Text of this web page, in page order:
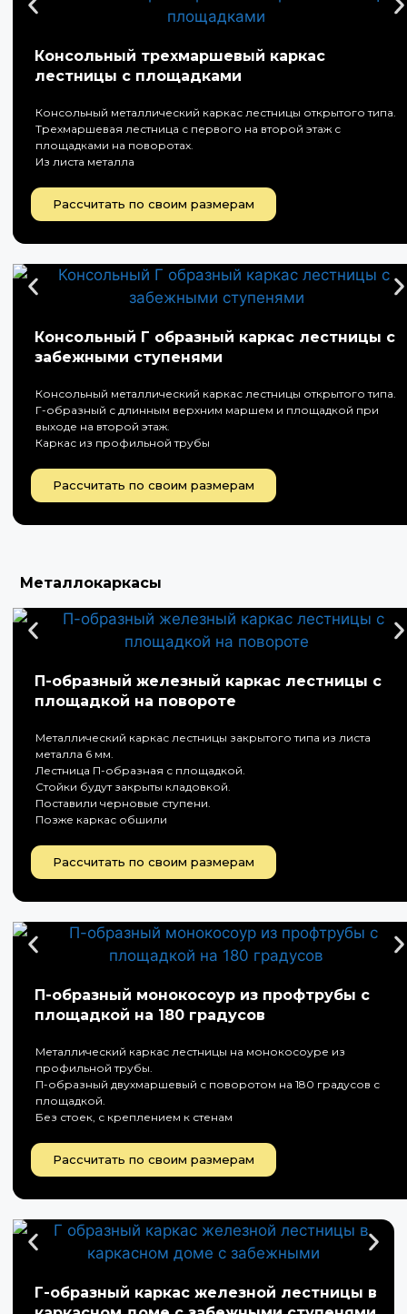
Консольный трехмаршевый каркас
лестницы с площадками
Консольный металлический каркас лестницы открытого типа.
Трехмаршевая лестница с первого на второй этаж с
площадками на поворотах.
Из листа металла
Рассчитать по своим размерам
Консольный Г образный каркас лестницы с
забежными ступенями
Консольный металлический каркас лестницы открытого типа.
Г-образный с длинным верхним маршем и площадкой при
выходе на второй этаж.
Каркас из профильной трубы
Рассчитать по своим размерам
Металлокаркасы
П-образный железный каркас лестницы с
площадкой на повороте
Металлический каркас лестницы закрытого типа из листа
металла 6 мм.
Лестница П-образная с площадкой.
Стойки будут закрыты кладовкой.
Поставили черновые ступени.
Позже каркас обшили
Рассчитать по своим размерам
П-образный монокосоур из профтрубы с
площадкой на 180 градусов
Металлический каркас лестницы на монокосоуре из
профильной трубы.
П-образный двухмаршевый с поворотом на 180 градусов с
площадкой.
Без стоек, с креплением к стенам
Рассчитать по своим размерам
Г-образный каркас железной лестницы в